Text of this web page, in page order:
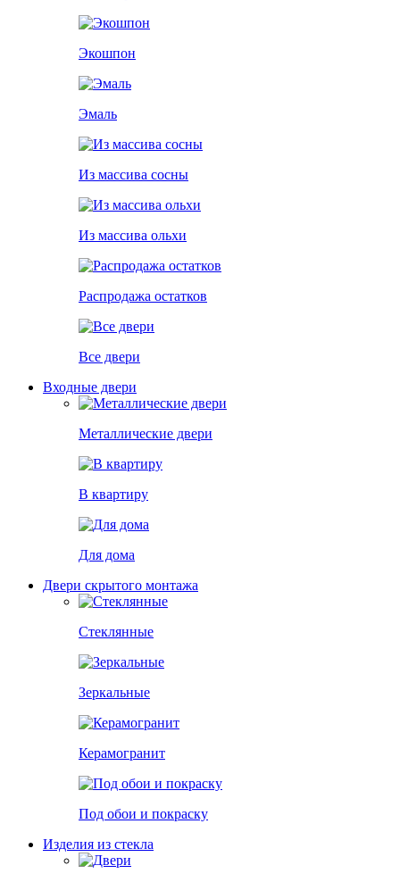
Экошпон
Эмаль
Из массива сосны
Из массива ольхи
Распродажа остатков
Все двери
Входные двери
Металлические двери
В квартиру
Для дома
Двери скрытого монтажа
Стеклянные
Зеркальные
Керамогранит
Под обои и покраску
Изделия из стекла